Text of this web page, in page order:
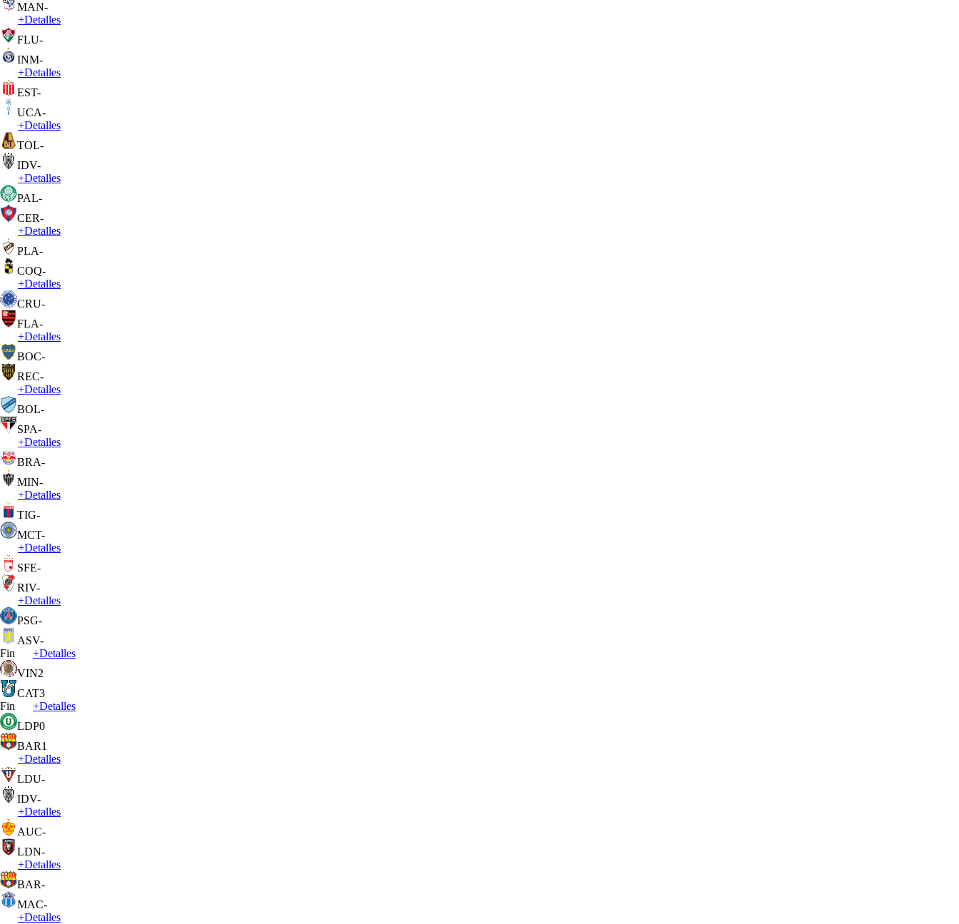
MAN-
+Detalles
FLU-
INM-
+Detalles
EST-
UCA-
+Detalles
TOL-
IDV-
+Detalles
PAL-
CER-
+Detalles
PLA-
COQ-
+Detalles
CRU-
FLA-
+Detalles
BOC-
REC-
+Detalles
BOL-
SPA-
+Detalles
BRA-
MIN-
+Detalles
TIG-
MCT-
+Detalles
SFE-
RIV-
+Detalles
PSG-
ASV-
Fin
+Detalles
VIN2
CAT3
Fin
+Detalles
LDP0
BAR1
+Detalles
LDU-
IDV-
+Detalles
AUC-
LDN-
+Detalles
BAR-
MAC-
+Detalles